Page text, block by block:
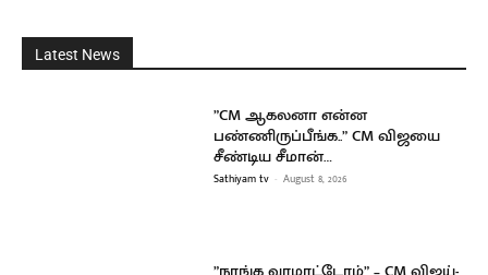
Latest News
”CM ஆகலனா என்ன
பண்ணிருப்பீங்க..” CM விஜயை
சீண்டிய சீமான்…
Sathiyam tv - August 8, 2026